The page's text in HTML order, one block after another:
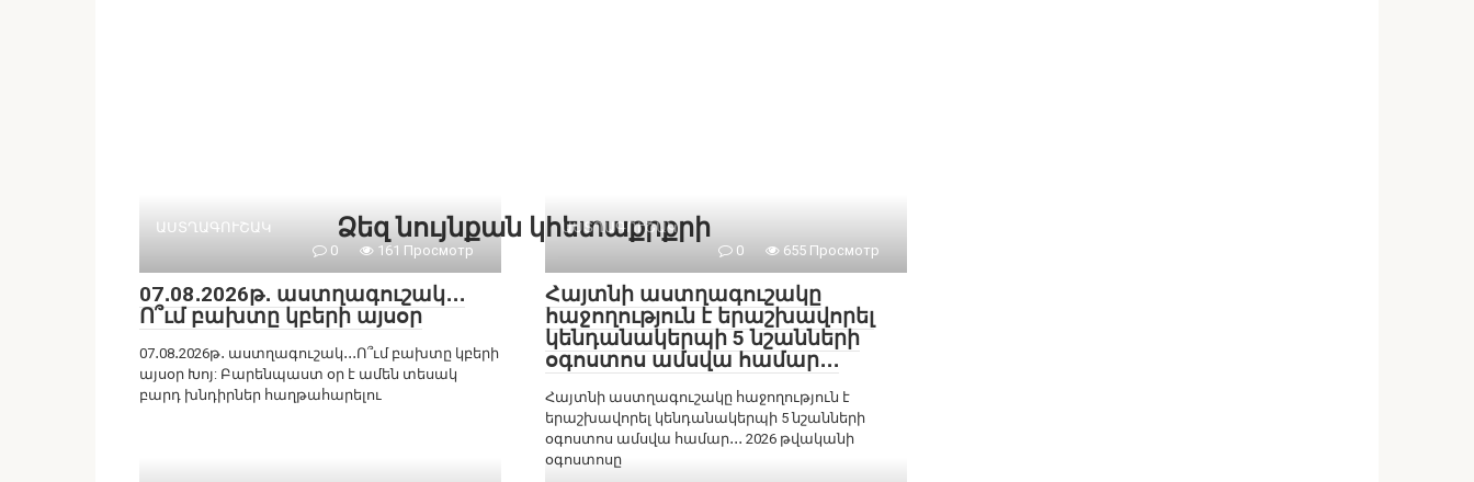
Ձեզ նույնքան կհետաքրքրի
ԱՍՏՂԱԳՈՒՇԱԿ
0
161 Просмотр
07․08․2026թ․ աստղագուշակ․․․
Ո՞ւմ բախտը կբերի այսօր
07․08․2026թ․ աստղագուշակ․․․Ո՞ւմ բախտը կբերի
այսօր Խոյ: Բարենպաստ օր է ամեն տեսակ
բարդ խնդիրներ հաղթահարելու
ԱՍՏՂԱԳՈՒՇԱԿ
0
655 Просмотр
Հայտնի աստղագուշակը
հաջողություն է երաշխավորել
կենդանակերպի 5 նշանների
օգոստոս ամսվա համար․․․
Հայտնի աստղագուշակը հաջողություն է
երաշխավորել կենդանակերպի 5 նշանների
օգոստոս ամսվա համար․․․ 2026 թվականի
օգոստոսը